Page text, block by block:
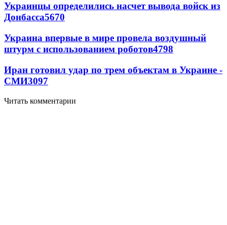
Украинцы определились насчет вывода войск из
Донбасса5670
Украина впервые в мире провела воздушный
штурм с использованием роботов4798
Иран готовил удар по трем объектам в Украине -
СМИ3097
Читать комментарии